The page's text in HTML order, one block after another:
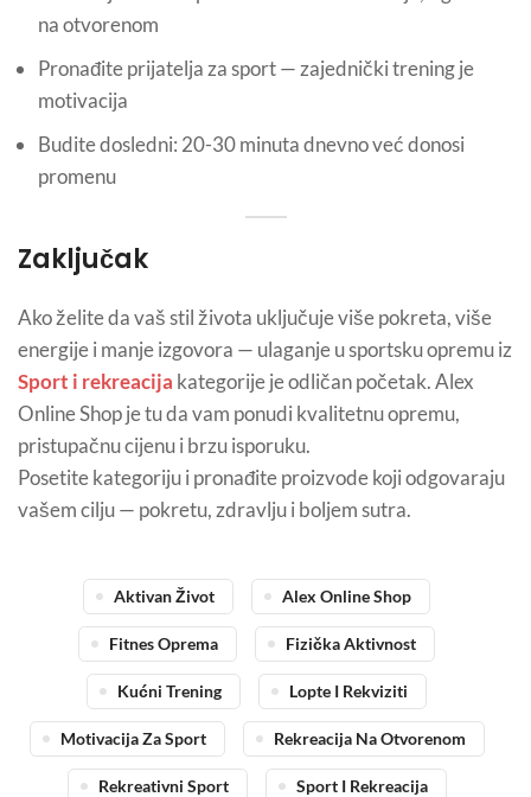
na otvorenom
Pronađite prijatelja za sport — zajednički trening je
motivacija
Budite dosledni: 20-30 minuta dnevno već donosi
promenu
Zaključak
Ako želite da vaš stil života uključuje više pokreta, više
energije i manje izgovora — ulaganje u sportsku opremu iz
Sport i rekreacija kategorije je odličan početak. Alex
Online Shop je tu da vam ponudi kvalitetnu opremu,
pristupačnu cijenu i brzu isporuku.
Posetite kategoriju i pronađite proizvode koji odgovaraju
vašem cilju — pokretu, zdravlju i boljem sutra.
Aktivan Život Alex Online Shop
Fitnes Oprema Fizička Aktivnost
Kućni Trening Lopte I Rekviziti
Motivacija Za Sport Rekreacija Na Otvorenom
Rekreativni Sport Sport I Rekreacija